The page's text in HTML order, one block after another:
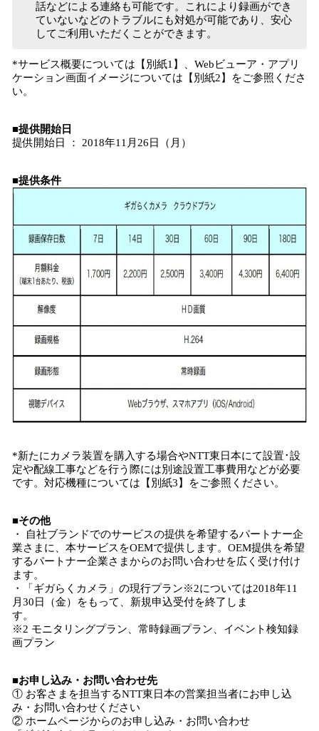
話などによる連絡も可能です。これにより録画ができ
ていないなどのトラブルにも対処が可能であり、安心
してご利用いただくことができます。
*サービス概要については【別紙1】、Webビューア・アプリ
ケーション画面イメージについては【別紙2】をご参照くださ
い。
■提供開始日
提供開始日 ： 2018年11月26日（月）
■提供条件
*新たにカメラ装置を購入する場合やNTT東日本にて設置･設
定や配線工事などを行う際には別途設置工事費用などが必要
です。対応機種については【別紙3】をご参照ください。
■その他
・ 自社ブランドでのサービスの提供を希望するパートナー企
業さまに、本サービスをOEMで提供します。OEM提供を希望
するパートナー企業さまからのお問い合わせを広く受け付け
ます。
・「ギガらくカメラ」の現行プラン※2については2018年11
月30日（金）をもって、新規申込受付を終了しま
す。
※2 モニタリングプラン、常時録画プラン、イベント検知録
画プラン
■お申し込み・お問い合わせ先
① お客さまを担当するNTT東日本の営業担当者にお申し込
み・お問い合わせください
② ホームページからのお申し込み・お問い合わせ